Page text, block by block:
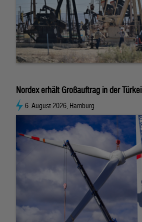
Nordex erhält Großauftrag in der Türkei
6. August 2026, Hamburg